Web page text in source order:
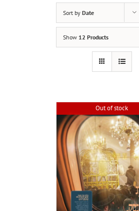
Sort by Date
Show 12 Products
Out of stock